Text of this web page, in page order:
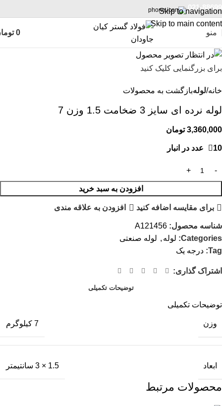
Skip to navigation
Skip to main content
021-88699
منو 0
برای بزرگنمایی کلیک کنید
خانه لولهبازگشت به محصولات
لوله نرده ای سایز 3 ضخامت 1.5 وزن 7
3,360,000 تومان
10 عدد در انبار
افزودن به سبد خرید
برای مقایسه اضافه کنید افزودن به علاقه مندی
شناسه محصول: A121456
Categories: لوله , لوله صنعتی
Tag: درجه یک
اشتراک گذاری:
توضیحات تکمیلی
توضیحات تکمیلی
وزن 7 کیلوگرم
ابعاد 1.5 × 3 سانتیمتر
محصولات مرتبط